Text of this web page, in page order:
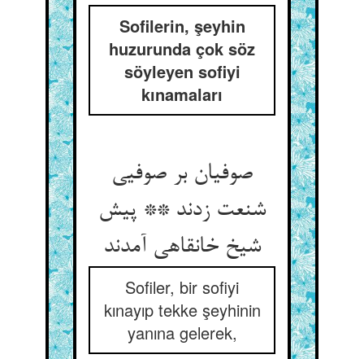
Sofilerin, şeyhin
huzurunda çok söz
söyleyen sofiyi
kınamaları
صوفیان بر صوفیی
شنعت زدند ** پیش
شیخ خانقاهی آمدند
Sofiler, bir sofiyi
kınayıp tekke şeyhinin
yanına gelerek,